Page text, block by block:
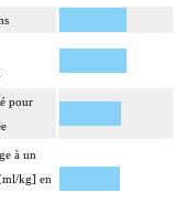
pour
à un
kg] en